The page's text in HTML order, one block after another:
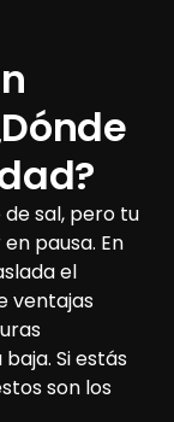
sal, pero tu
pausa. En
el
ventajas
Si estás
son los